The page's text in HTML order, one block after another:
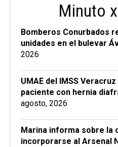
Minuto
Bomberos Conurbados
unidades en el bulevar
2026
UMAE del IMSS
paciente con hernia
agosto, 2026
Marina informa sobre la
incorporarse al Arsenal